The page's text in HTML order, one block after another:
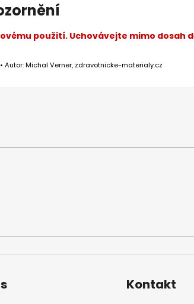
použití. Uchovávejte mimo dosah
Autor: Michal Verner, zdravotnicke-materialy.cz
Kontakt